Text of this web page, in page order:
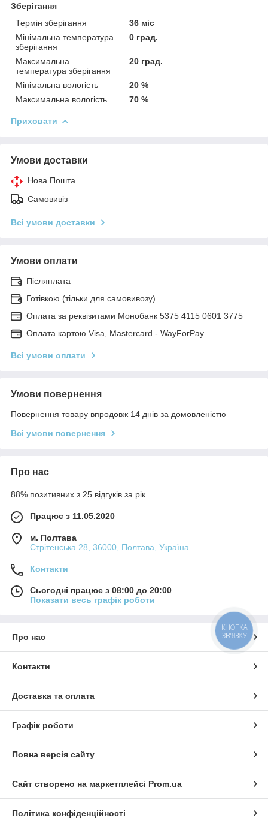
Зберігання
Термін зберігання
36 міс
Мінімальна температура
зберігання
0 град.
Максимальна
температура зберігання
20 град.
Мінімальна вологість
20 %
Максимальна вологість
70 %
Приховати
Умови доставки
Нова Пошта
Самовивіз
Всі умови доставки
Умови оплати
Післяплата
Готівкою (тільки для самовивозу)
Оплата за реквізитами Монобанк 5375 4115 0601 3775
Оплата картою Visa, Mastercard - WayForPay
Всі умови оплати
Умови повернення
Повернення товару впродовж 14 днів за домовленістю
Всі умови повернення
Про нас
88% позитивних з 25 відгуків за рік
Працює з 11.05.2020
м. Полтава
Стрітенська 28, 36000, Полтава, Україна
Контакти
Сьогодні працює з 08:00 до 20:00
Показати весь графік роботи
Про нас
Контакти
Доставка та оплата
Графік роботи
Повна версія сайту
Сайт створено на маркетплейсі Prom.ua
Політика конфіденційності
КНОПКА
ЗВ'ЯЗКУ